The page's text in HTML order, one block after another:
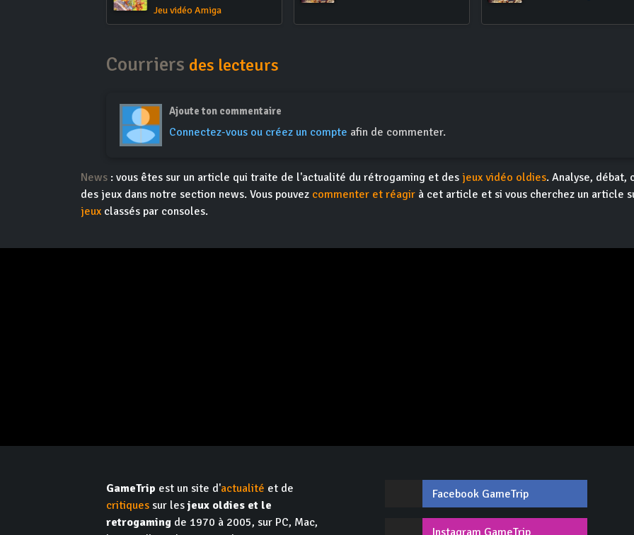
Jeu vidéo Amiga
Courriers des lecteurs
Ajoute ton commentaire
Connectez-vous ou créez un compte afin de commenter.
News : vous êtes sur un article qui traite de l'actualité du rétrogaming et des jeux vidéo oldies. Analyse,
des jeux dans notre section news. Vous pouvez commenter et réagir à cet article et si vous cherchez un article
jeux classés par consoles.
GameTrip est un site d'actualité et de
critiques sur lesjeux oldies et le
retrogaming de 1970 à 2005, sur PC, Mac,
Facebook GameTrip